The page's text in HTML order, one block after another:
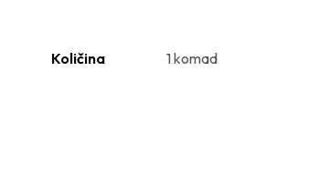
Količina 1 komad